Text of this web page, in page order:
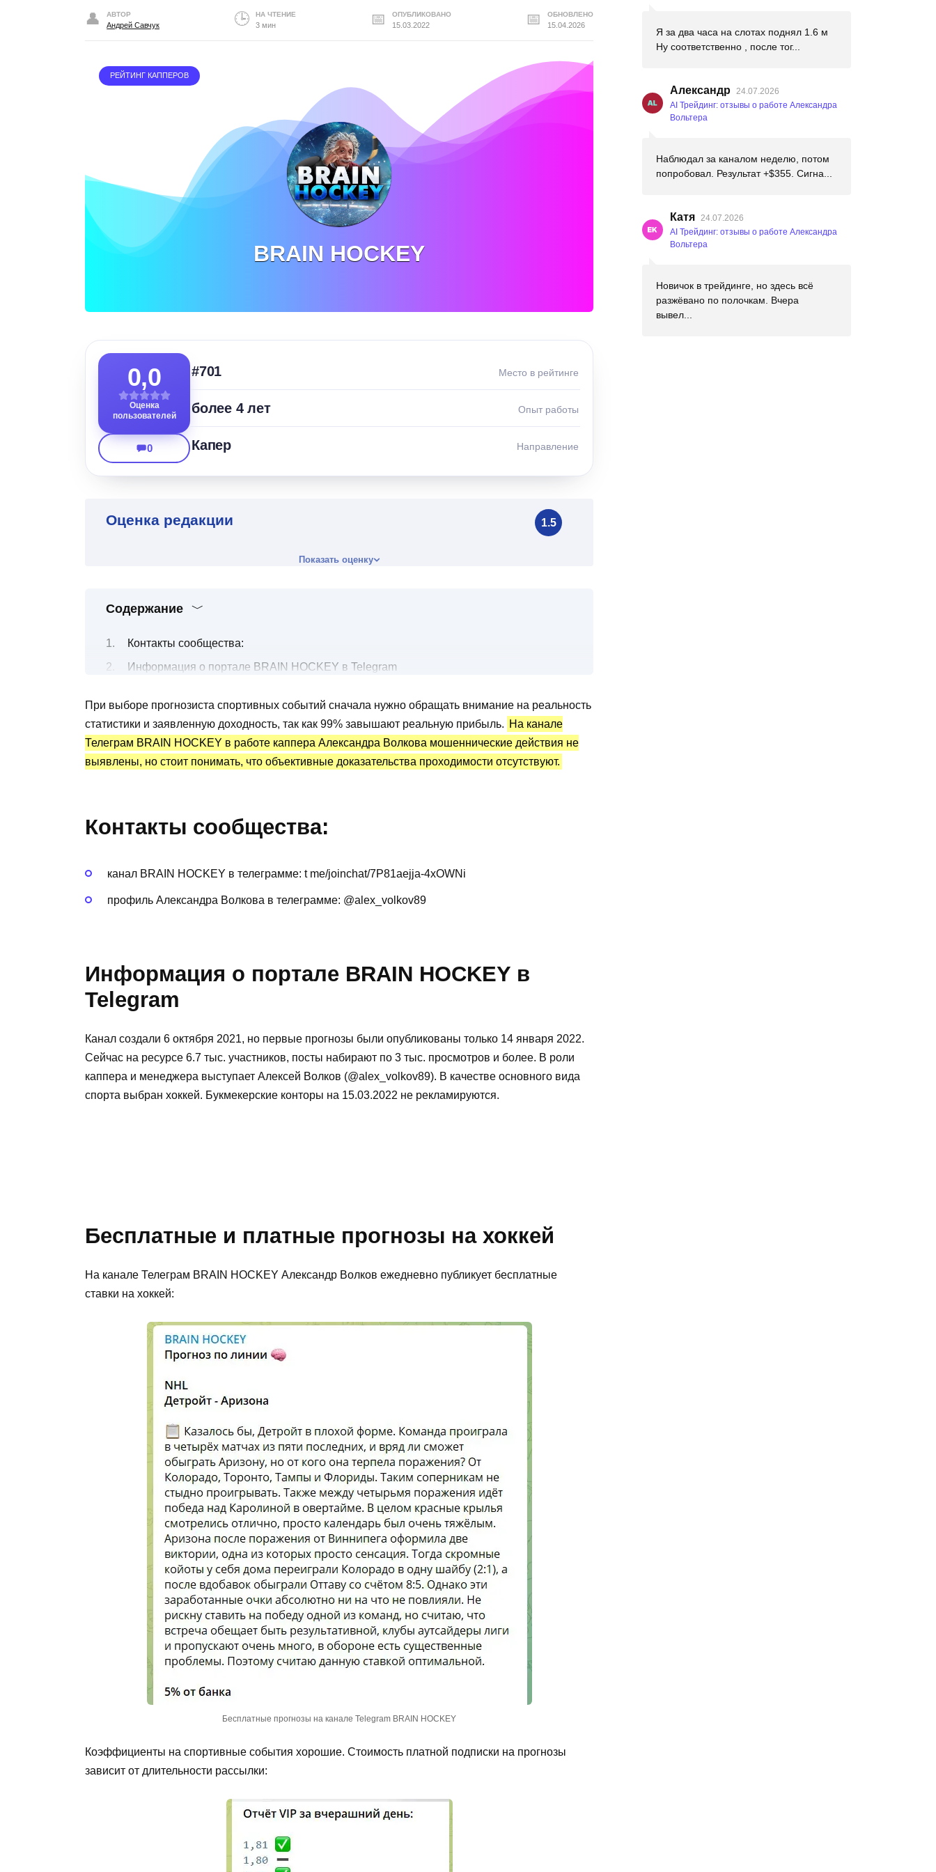
АВТОР
Андрей Савчук
НА ЧТЕНИЕ
3 мин
ОПУБЛИКОВАНО
15.03.2022
ОБНОВЛЕНО
15.04.2026
BRAIN HOCKEY
РЕЙТИНГ КАППЕРОВ
0,0
Оценка
пользователей
0
#701 Место в рейтинге
более 4 лет Опыт работы
Капер Направление
Оценка редакции 1.5
Показать оценку
Содержание
Контакты сообщества:
Информация о портале BRAIN HOCKEY в Telegram
Канал Telegram BRAIN HOCKEY: статистика и отзывы о ставках
Преимущества и недостатки
При выборе прогнозиста спортивных событий сначала нужно обращать внимание на реальность
статистики и заявленную доходность, так как 99% завышают реальную прибыль. На канале
Телеграм BRAIN HOCKEY в работе каппера Александра Волкова мошеннические действия не
выявлены, но стоит понимать, что объективные доказательства проходимости отсутствуют.
Контакты сообщества:
канал BRAIN HOCKEY в телеграмме: t me/joinchat/7P81aejja-4xOWNi
профиль Александра Волкова в телеграмме: @alex_volkov89
Информация о портале BRAIN HOCKEY в
Telegram
Канал создали 6 октября 2021, но первые прогнозы были опубликованы только 14 января 2022.
Сейчас на ресурсе 6.7 тыс. участников, посты набирают по 3 тыс. просмотров и более. В роли
каппера и менеджера выступает Алексей Волков (@alex_volkov89). В качестве основного вида
спорта выбран хоккей. Букмекерские конторы на 15.03.2022 не рекламируются.
Бесплатные и платные прогнозы на хоккей
На канале Телеграм BRAIN HOCKEY Александр Волков ежедневно публикует бесплатные
ставки на хоккей:
Бесплатные прогнозы на канале Telegram BRAIN HOCKEY
Коэффициенты на спортивные события хорошие. Стоимость платной подписки на прогнозы
зависит от длительности рассылки:
Я за два часа на слотах поднял 1.6 м
Ну соответственно , после тог...
Александр
24.07.2026
AI Трейдинг: отзывы о работе Александра
Вольтера
Наблюдал за каналом неделю, потом
попробовал. Результат +$355. Сигна...
Катя 24.07.2026
AI Трейдинг: отзывы о работе Александра
Вольтера
Новичок в трейдинге, но здесь всё
разжёвано по полочкам. Вчера
вывел...